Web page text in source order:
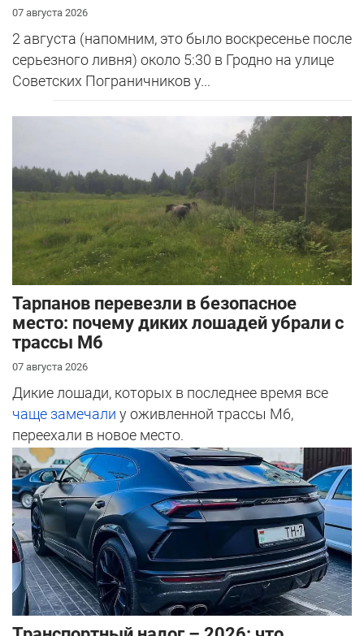
07 августа 2026
2 августа (напомним, это было воскресенье после
серьезного ливня) около 5:30 в Гродно на улице
Советских Пограничников у...
Тарпанов перевезли в безопасное
место: почему диких лошадей убрали с
трассы М6
07 августа 2026
Дикие лошади, которых в последнее время все
чаще замечали у оживленной трассы М6,
переехали в новое место.